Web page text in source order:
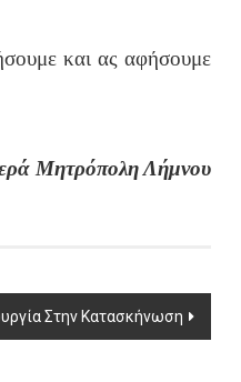
και ας αφήσουμε
Μητρόπολη Λήμνου
Στην Κατασκήνωση